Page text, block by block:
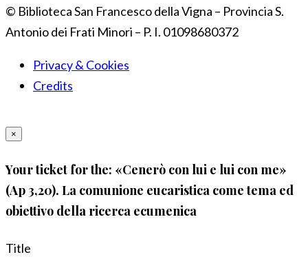
© Biblioteca San Francesco della Vigna – Provincia S.
Antonio dei Frati Minori – P. I. 01098680372
Privacy & Cookies
Credits
×
Your ticket for the: «Cenerò con lui e lui con me»
(Ap 3,20). La comunione eucaristica come tema ed
obiettivo della ricerca ecumenica
Title